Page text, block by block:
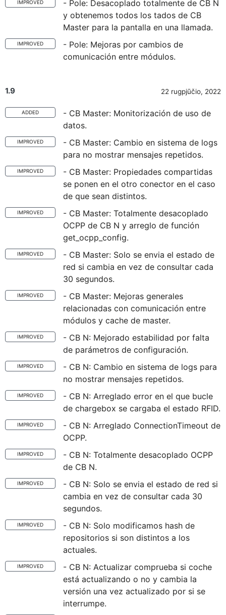
IMPROVED
- Pole: Desacoplado totalmente de CB N
y obtenemos todos los tados de CB
Master para la pantalla en una llamada.
IMPROVED
- Pole: Mejoras por cambios de
comunicación entre módulos.
1.9 22 rugpjūčio, 2022
ADDED
- CB Master: Monitorización de uso de
datos.
IMPROVED
- CB Master: Cambio en sistema de logs
para no mostrar mensajes repetidos.
IMPROVED
- CB Master: Propiedades compartidas
se ponen en el otro conector en el caso
de que sean distintos.
IMPROVED
- CB Master: Totalmente desacoplado
OCPP de CB N y arreglo de función
get_ocpp_config.
IMPROVED
- CB Master: Solo se envia el estado de
red si cambia en vez de consultar cada
30 segundos.
IMPROVED
- CB Master: Mejoras generales
relacionadas con comunicación entre
módulos y cache de master.
IMPROVED
- CB N: Mejorado estabilidad por falta
de parámetros de configuración.
IMPROVED
- CB N: Cambio en sistema de logs para
no mostrar mensajes repetidos.
IMPROVED
- CB N: Arreglado error en el que bucle
de chargebox se cargaba el estado RFID.
IMPROVED
- CB N: Arreglado ConnectionTimeout de
OCPP.
IMPROVED
- CB N: Totalmente desacoplado OCPP
de CB N.
IMPROVED
- CB N: Solo se envia el estado de red si
cambia en vez de consultar cada 30
segundos.
IMPROVED
- CB N: Solo modificamos hash de
repositorios si son distintos a los
actuales.
IMPROVED
- CB N: Actualizar comprueba si coche
está actualizando o no y cambia la
versión una vez actualizado por si se
interrumpe.